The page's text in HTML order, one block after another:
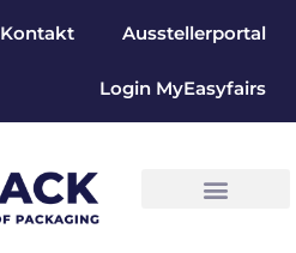
Kontakt Ausstellerportal
Login MyEasyfairs